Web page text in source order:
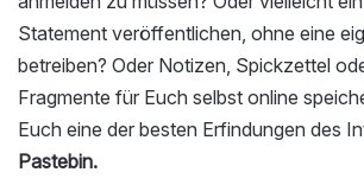
Statement veröffentlichen, ohne eine
betreiben? Oder Notizen, Spickzettel
Fragmente für Euch selbst online
Euch eine der besten Erfindungen des
Pastebin.